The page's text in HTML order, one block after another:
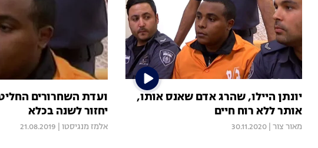
יונתן היילו, שהרג אדם שאנס אותו,
אותר ללא רוח חיים
מאור צור 30.11.2020
ועדת השחרורים
יחזור לשנה בכלא
אלמז מנגיסטו 21.08.2019